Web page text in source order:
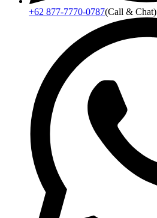
+62 877-7770-0787(Call & Chat)